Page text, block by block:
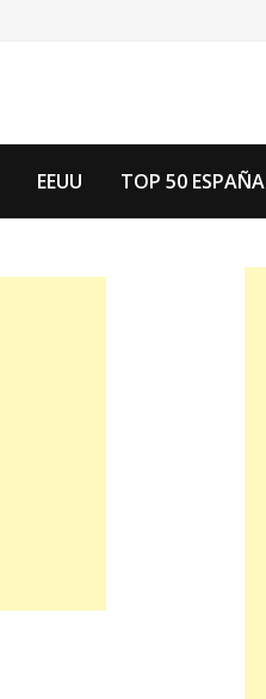
EEUU TOP 50 ESPAÑA